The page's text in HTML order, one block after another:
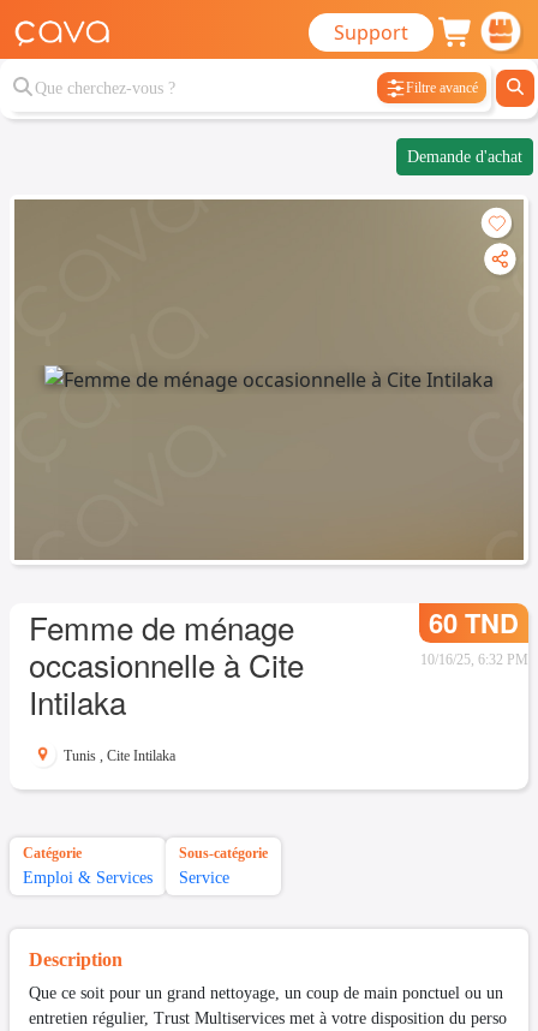
Support
Filtre avancé
Demande d'achat
Femme de ménage
occasionnelle à Cite
Intilaka
60 TND
10/16/25, 6:32 PM
Tunis , Cite Intilaka
Catégorie
Emploi & Services
Sous-catégorie
Service
Description
Que ce soit pour un grand nettoyage, un coup de main ponctuel ou un
entretien régulier, Trust Multiservices met à votre disposition du perso